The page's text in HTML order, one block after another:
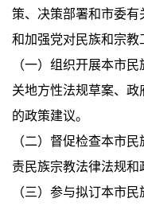
策、决策部署和市委
和加强党对民族和宗教
（一）组织开展本市
关地方性法规草案、
的政策建议。
（二）督促检查本市
责民族宗教法律法规和
（三）参与拟订本市